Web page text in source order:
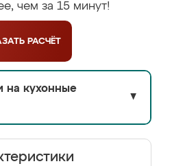
чем за 15 минут!
РАСЧЁТ
на кухонные
▼